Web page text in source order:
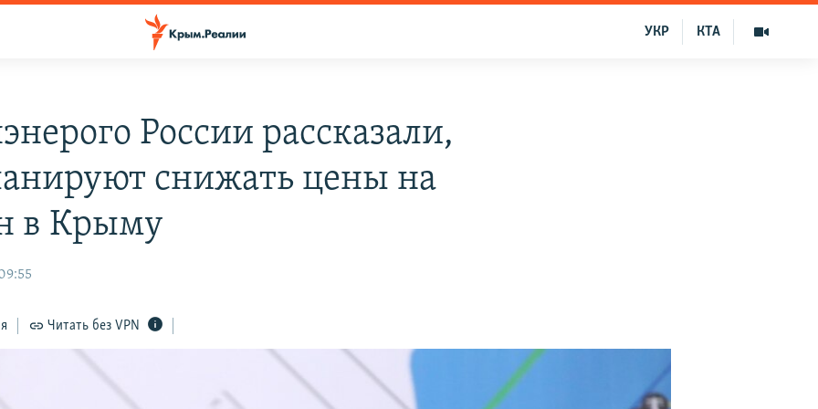
КТА
УКР
России рассказали,
снижать цены на
в Крыму
Читать без VPN